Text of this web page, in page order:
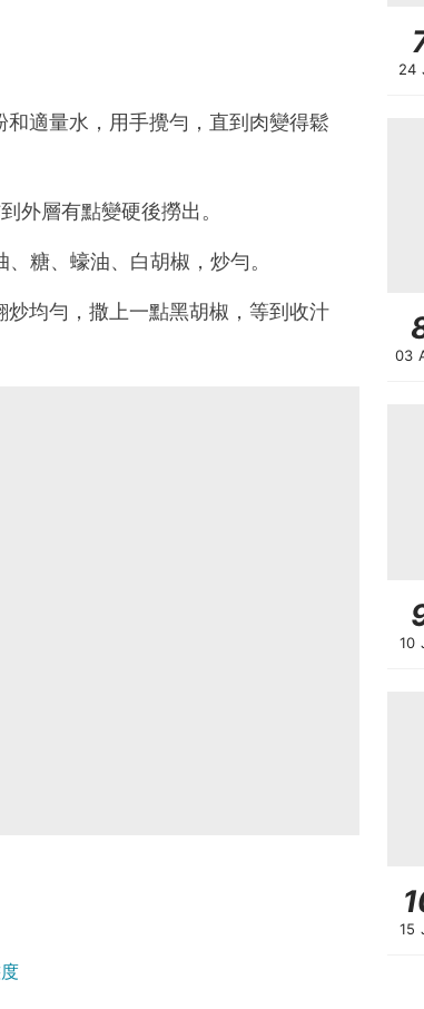
適量水，用手攪勻，直到肉變得鬆
外層有點變硬後撈出。
糖、蠔油、白胡椒，炒勻。
均勻，撒上一點黑胡椒，等到收汁
24
03
10
15